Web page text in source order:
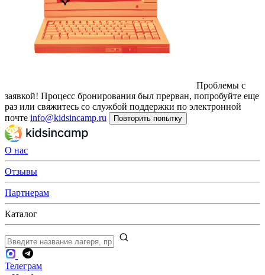
Проблемы с
заявкой! Процесс бронирования был прерван, попробуйте еще
раз или свяжитесь со службой поддержки по электронной
почте info@kidsincamp.ru Повторить попытку
О нас
Отзывы
Партнерам
Каталог
Телеграм